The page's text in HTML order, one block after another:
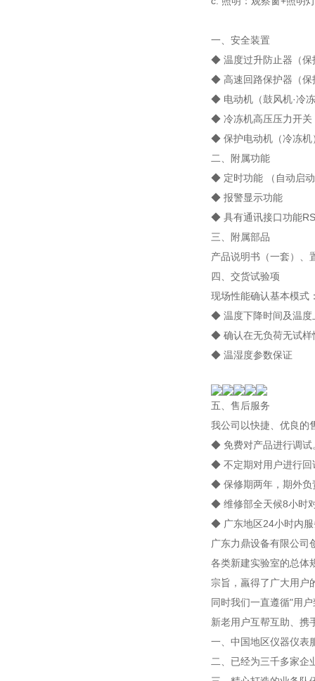
一、安全装置
◆ 温度过升防止器（保
◆ 高速回路保护器（保
◆ 电动机（鼓风机·冷
◆ 冷冻机高压压力开关
◆ 保护电动机（冷冻机
二、附属功能
◆ 定时功能 （自动启
◆ 报警显示功能
◆ 具有通讯接口功能
三、附属部品
产品说明书（一套）、
四、交货试验项
现场性能确认基本模式
◆ 温度下降时间及温度
◆ 确认在无负荷无试样
◆ 温湿度参数保证
五、售后服务
我公司以快捷、优良的
◆ 免费对产品进行调试
◆ 不定期对用户进行回
◆ 保修期两年，期外负
◆ 维修部全天候8小时
◆ 广东地区24小时内服
广东力鼎设备有限公司
各类新建实验室的总体
宗旨，羸得了广大用户
同时我们一直遵循"用
新老用户互帮互助、携
一、中国地区仪器仪表
二、已经为三千多家企